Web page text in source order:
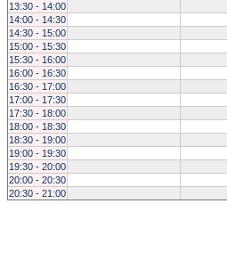
13:30 - 14:00
14:00 - 14:30
14:30 - 15:00
15:00 - 15:30
15:30 - 16:00
16:00 - 16:30
16:30 - 17:00
17:00 - 17:30
17:30 - 18:00
18:00 - 18:30
18:30 - 19:00
19:00 - 19:30
19:30 - 20:00
20:00 - 20:30
20:30 - 21:00